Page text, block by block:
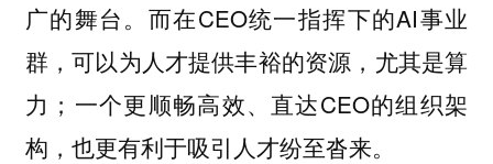
广的舞台。而在CEO统一指挥下的AI事业
群，可以为人才提供丰裕的资源，尤其是算
力；一个更顺畅高效、直达CEO的组织架
构，也更有利于吸引人才纷至沓来。